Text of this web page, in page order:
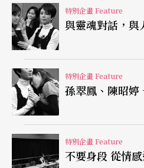
琴》。
明眼人跟盲人會對話，盲人
盲人會跟盲人也會跟明眼
上用一個轉角的階梯，就
折，讓我們看到的盲人世界
記得好像是盲人們在上音樂
用上了。結果，心有所屬的
特別企畫 Feature
與靈魂對話，與
特別企畫 Feature
特別企畫 Feature
不要身段 從